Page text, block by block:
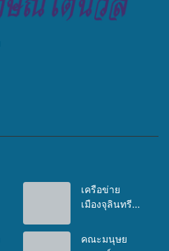
เครือข่าย
เมืองจุลินทรีย์
ระดับชาติ
คณะมนุษย